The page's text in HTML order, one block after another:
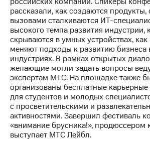
Собрания
акционеров
Личный
кабинет
акционера
Акционерный
капитал
Контроль
и
аудит
Рынок
акций
Описание
рассказали, как создаются продукты,
вызовами сталкиваются ИТ-
высокого темпа развития индустрии,
скрываются в умных устройствах,
меняют подходы к развитию бизнеса
индустриях. В рамках открытых
желающие могли задать вопросы
экспертам МТС. На площадке также
организованы бесплатные карьерные
для студентов и молодых
с просветительскими и
активностями. Завершил фестиваль
«внимание брусника!», продюссером
выступает МТС Лейбл.